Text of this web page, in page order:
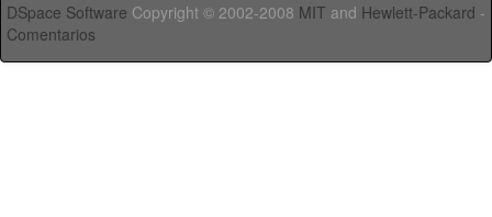
DSpace Software Copyright © 2002-2008 MIT and Hewlett-Packard -
Comentarios